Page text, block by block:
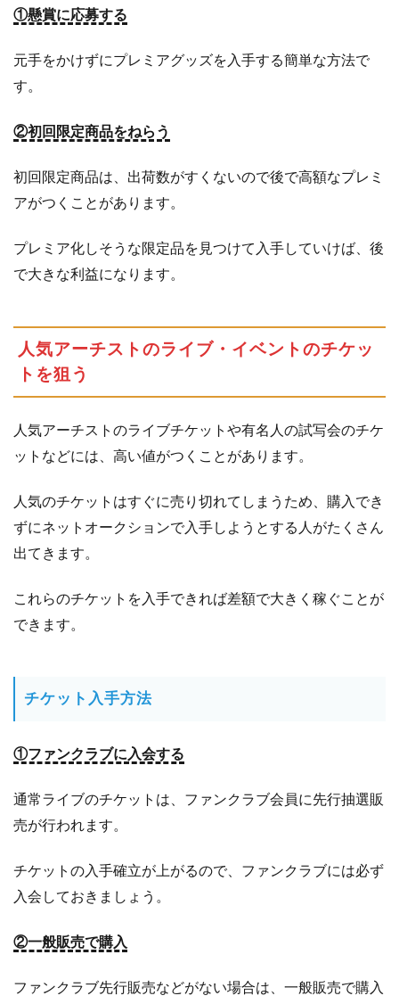
ク
シ
ン
く
仕
れ
る
外
の
シ
ョ
ン
イ
ト
仕
入
る
1.6 せ
儲
る
せ
ど
基
本
屋
イ
①懸賞に応募する
元手をかけずにプレミアグッズを入手する簡単な方法で
す。
②初回限定商品をねらう
初回限定商品は、出荷数がすくないので後で高額なプレミ
アがつくことがあります。
プレミア化しそうな限定品を見つけて入手していけば、後
で大きな利益になります。
人気アーチストのライブ・イベントのチケッ
トを狙う
人気アーチストのライブチケットや有名人の試写会のチケ
ットなどには、高い値がつくことがあります。
人気のチケットはすぐに売り切れてしまうため、購入でき
ずにネットオークションで入手しようとする人がたくさん
出てきます。
これらのチケットを入手できれば差額で大きく稼ぐことが
できます。
チケット入手方法
①ファンクラブに入会する
通常ライブのチケットは、ファンクラブ会員に先行抽選販
売が行われます。
チケットの入手確立が上がるので、ファンクラブには必ず
入会しておきましょう。
②一般販売で購入
ファンクラブ先行販売などがない場合は、一般販売で購入